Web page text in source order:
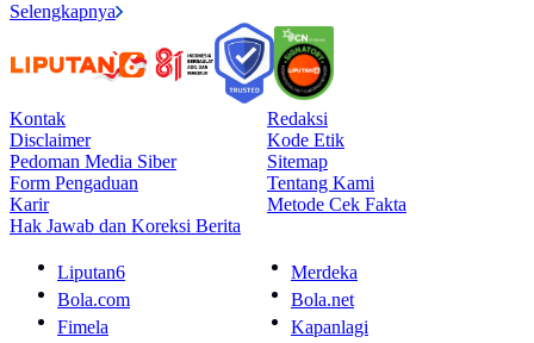
Selengkapnya
Kontak
Redaksi
Disclaimer
Kode Etik
Pedoman Media Siber
Sitemap
Form Pengaduan
Tentang Kami
Karir
Metode Cek Fakta
Hak Jawab dan Koreksi Berita
Liputan6
Merdeka
Bola.com
Bola.net
Fimela
Kapanlagi